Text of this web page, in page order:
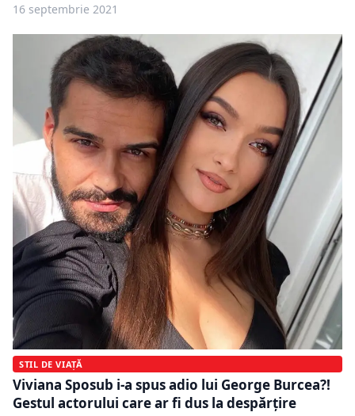
16 septembrie 2021
STIL DE VIAȚĂ
Viviana Sposub i-a spus adio lui George Burcea?!
Gestul actorului care ar fi dus la despărţire